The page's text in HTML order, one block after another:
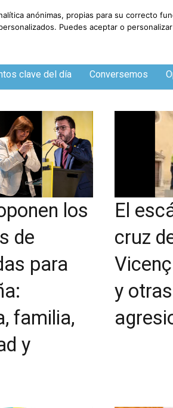
de 2026
clave del día Conversemos
los
de
para
familia,
y
El
cruz
y otras
anónimas, propias para su correcto
Puedes aceptar o